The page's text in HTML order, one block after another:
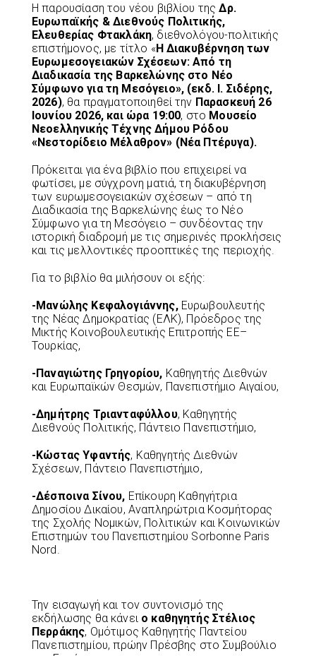
Η παρουσίαση του νέου βιβλίου τηςΔρ.
Ευρωπαϊκής & Διεθνούς Πολιτικής,
Ελευθερίας Φτακλάκη, διεθνολόγου-πολιτικής
επιστήμονος, με τίτλο «Η Διακυβέρνηση των
Ευρωμεσογειακών Σχέσεων: Από τη
Διαδικασία της Βαρκελώνης στο Νέο
Σύμφωνο για τη Μεσόγειο», (εκδ. Ι. Σιδέρης,
2026), θα πραγματοποιηθεί την Παρασκευή 26
Ιουνίου 2026, και ώρα 19:00, στο Μουσείο
Νεοελληνικής Τέχνης Δήμου Ρόδου
«Νεστορίδειο Μέλαθρον» (Νέα Πτέρυγα).
Πρόκειται για ένα βιβλίο που επιχειρεί να
φωτίσει, με σύγχρονη ματιά, τη διακυβέρνηση
των ευρωμεσογειακών σχέσεων – από τη
Διαδικασία της Βαρκελώνης έως το Νέο
Σύμφωνο για τη Μεσόγειο – συνδέοντας την
ιστορική διαδρομή με τις σημερινές προκλήσεις
και τις μελλοντικές προοπτικές της περιοχής.
Για το βιβλίο θα μιλήσουν οι εξής:
-Μανώλης Κεφαλογιάννης,Ευρωβουλευτής
της Νέας Δημοκρατίας (ΕΛΚ), Πρόεδρος της
Μικτής Κοινοβουλευτικής Επιτροπής ΕΕ–
Τουρκίας,
-Παναγιώτης Γρηγορίου, Καθηγητής Διεθνών
και Ευρωπαϊκών Θεσμών, Πανεπιστήμιο Αιγαίου,
-Δημήτρης Τριανταφύλλου, Καθηγητής
Διεθνούς Πολιτικής, Πάντειο Πανεπιστήμιο,
-Κώστας Υφαντής, Καθηγητής Διεθνών
Σχέσεων, Πάντειο Πανεπιστήμιο,
-Δέσποινα Σίνου, Επίκουρη Καθηγήτρια
Δημοσίου Δικαίου, Αναπληρώτρια Κοσμήτορας
της Σχολής Νομικών, Πολιτικών και Κοινωνικών
Επιστημών του Πανεπιστημίου Sorbonne Paris
Nord.
Την εισαγωγή και τον συντονισμό της
εκδήλωσης θα κάνει ο καθηγητής Στέλιος
Περράκης, Ομότιμος Καθηγητής Παντείου
Πανεπιστημίου, πρώην Πρέσβης στο Συμβούλιο